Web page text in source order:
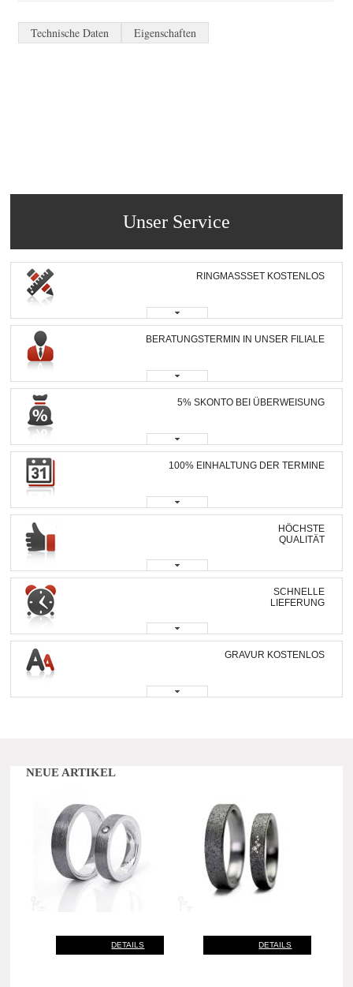
Technische Daten Eigenschaften
Unser Service
RINGMASSSET KOSTENLOS
BERATUNGSTERMIN IN UNSER FILIALE
5% SKONTO BEI ÜBERWEISUNG
100% EINHALTUNG DER TERMINE
HÖCHSTE
QUALITÄT
SCHNELLE
LIEFERUNG
GRAVUR KOSTENLOS
NEUE ARTIKEL
DETAILS DETAILS